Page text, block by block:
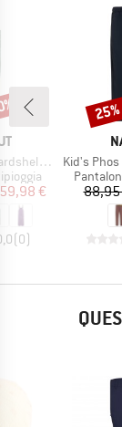
Overall
ridotto
59,98 €
(0)
Articolo
Kid's Phos
Gruppo
88,95
25%